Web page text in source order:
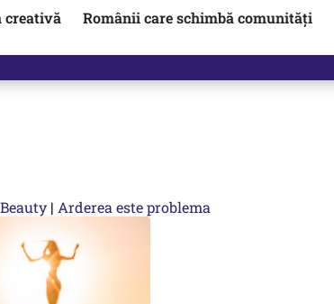
creativă
Românii care schimbă comunități
Beauty | Arderea este problema